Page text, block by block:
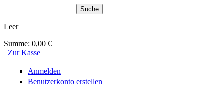
Leer
Summe: 0,00 €
Zur Kasse
Anmelden
Benutzerkonto erstellen